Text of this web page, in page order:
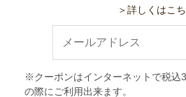
＞詳しくはこ
※クーポンはインターネットで税込
の際にご利用出来ます。